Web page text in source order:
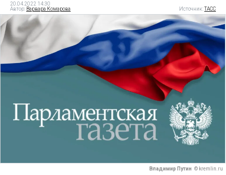
20.04.2022 14:30
Автор: Варвара Комарова Источник:ТАСС
Владимир Путин © kremlin.ru